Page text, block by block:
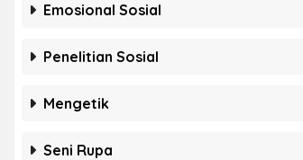
Emosional Sosial
Penelitian Sosial
Mengetik
Seni Rupa